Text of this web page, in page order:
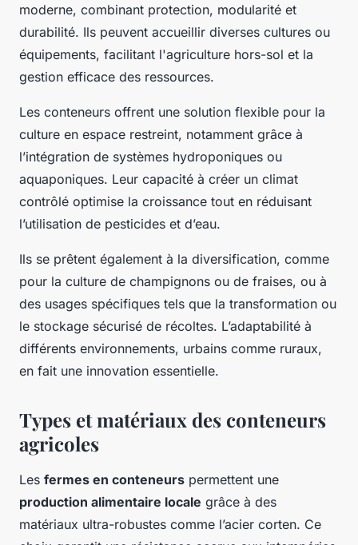
moderne, combinant protection, modularité et
durabilité. Ils peuvent accueillir diverses cultures ou
équipements, facilitant l'agriculture hors-sol et la
gestion efficace des ressources.
Les conteneurs offrent une solution flexible pour la
culture en espace restreint, notamment grâce à
l’intégration de systèmes hydroponiques ou
aquaponiques. Leur capacité à créer un climat
contrôlé optimise la croissance tout en réduisant
l’utilisation de pesticides et d’eau.
Ils se prêtent également à la diversification, comme
pour la culture de champignons ou de fraises, ou à
des usages spécifiques tels que la transformation ou
le stockage sécurisé de récoltes. L’adaptabilité à
différents environnements, urbains comme ruraux,
en fait une innovation essentielle.
Types et matériaux des conteneurs
agricoles
Les fermes en conteneurs permettent une
production alimentaire locale grâce à des
matériaux ultra-robustes comme l’acier corten. Ce